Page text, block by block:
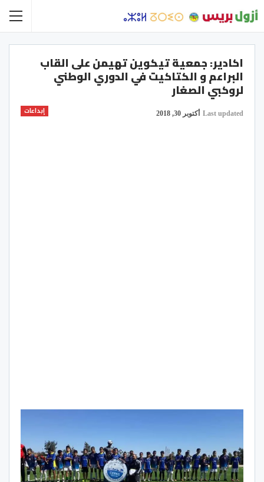
اكادير: جمعية تيكوين تهيمن على القاب
البراعم و الكتاكيت في الدوري الوطني
لروكبي الصغار
إبداعات Last updated أكتوبر 30, 2018